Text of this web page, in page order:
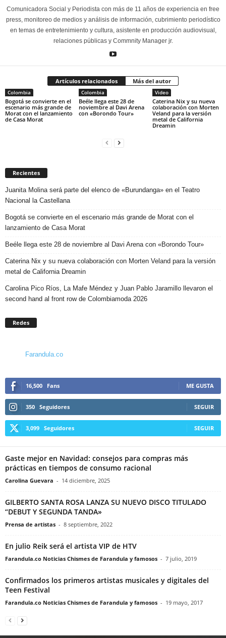
Comunicadora Social y Periodista con más de 11 años de experiencia en free
press, monitoreo de medios y análisis de información, cubrimiento periodístico
en temas de entretenimiento y cultura, asistente en producción audiovisual,
relaciones públicas y Commnity Manager jr.
Artículos relacionados Más del autor
Colombia
Bogotá se convierte en el
escenario más grande de
Morat con el lanzamiento
de Casa Morat
Colombia
Beéle llega este 28 de
noviembre al Davi Arena
con «Borondo Tour»
Video
Caterina Nix y su nueva
colaboración con Morten
Veland para la versión
metal de California
Dreamin
Recientes
Juanita Molina será parte del elenco de «Burundanga» en el Teatro
Nacional la Castellana
Bogotá se convierte en el escenario más grande de Morat con el
lanzamiento de Casa Morat
Beéle llega este 28 de noviembre al Davi Arena con «Borondo Tour»
Caterina Nix y su nueva colaboración con Morten Veland para la versión
metal de California Dreamin
Carolina Pico Ríos, La Mafe Méndez y Juan Pablo Jaramillo llevaron el
second hand al front row de Colombiamoda 2026
Redes
Farandula.co
16,500 Fans ME GUSTA
350 Seguidores SEGUIR
3,099 Seguidores SEGUIR
Gaste mejor en Navidad: consejos para compras más
prácticas en tiempos de consumo racional
Carolina Guevara - 14 diciembre, 2025
GILBERTO SANTA ROSA LANZA SU NUEVO DISCO TITULADO
“DEBUT Y SEGUNDA TANDA»
Prensa de artistas - 8 septiembre, 2022
En julio Reik será el artista VIP de HTV
Farandula.co Noticias Chismes de Farandula y famosos - 7 julio, 2019
Confirmados los primeros artistas musicales y digitales del
Teen Festival
Farandula.co Noticias Chismes de Farandula y famosos - 19 mayo, 2017